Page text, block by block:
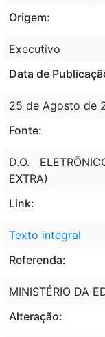
Origem:
Executivo
Data de
25 de Agosto de
Fonte:
D.O.
EXTRA)
Link:
Texto integral
Referenda:
MINISTÉRIO DA
Alteração: